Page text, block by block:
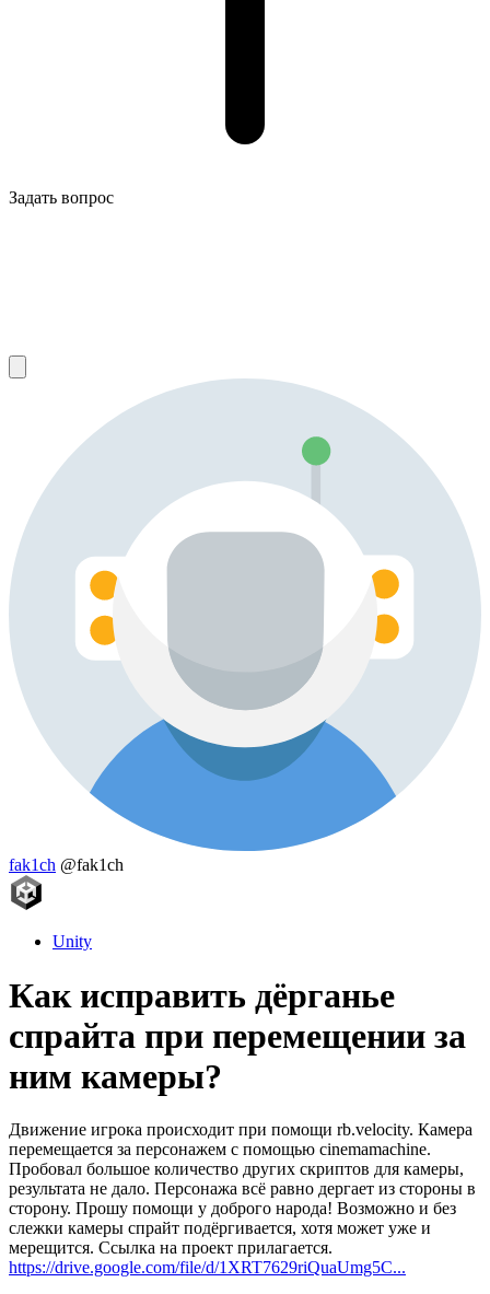
Задать вопрос
fak1ch @fak1ch
Unity
Как исправить дёрганье
спрайта при перемещении за
ним камеры?
Движение игрока происходит при помощи rb.velocity. Камера
перемещается за персонажем с помощью cinemamachine.
Пробовал большое количество других скриптов для камеры,
результата не дало. Персонажа всё равно дергает из стороны в
сторону. Прошу помощи у доброго народа! Возможно и без
слежки камеры спрайт подёргивается, хотя может уже и
мерещится. Ссылка на проект прилагается.
https://drive.google.com/file/d/1XRT7629riQuaUmg5C...